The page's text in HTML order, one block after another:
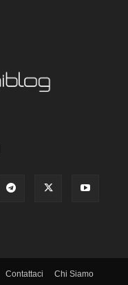
Contattaci
Chi Siamo